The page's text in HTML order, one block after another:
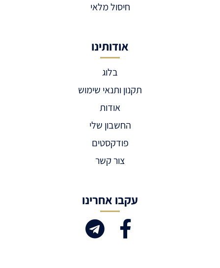
חיסול מלאי
אודותינו
בלוג
תקנון ותנאי שימוש
אודות
החשבון שלי
פודקסטים
צור קשר
עקבו אחרינו